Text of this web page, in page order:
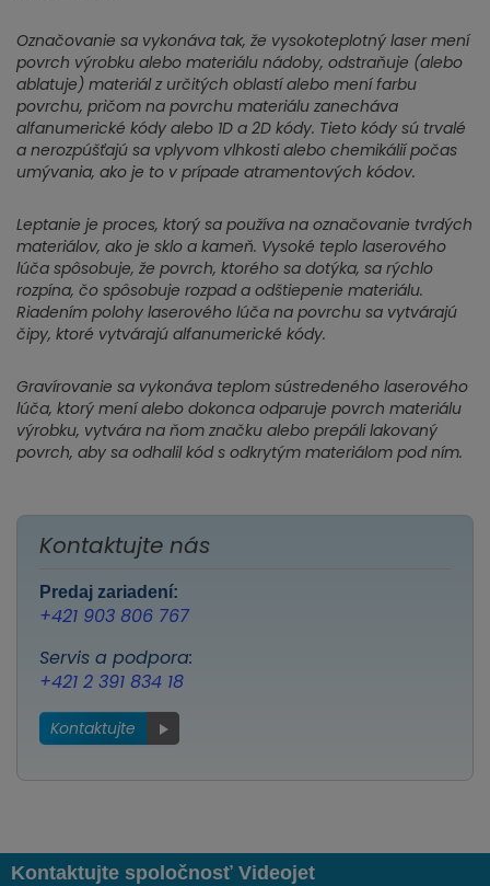
Označovanie sa vykonáva tak, že vysokoteplotný laser mení
povrch výrobku alebo materiálu nádoby, odstraňuje (alebo
ablatuje) materiál z určitých oblastí alebo mení farbu
povrchu, pričom na povrchu materiálu zanecháva
alfanumerické kódy alebo 1D a 2D kódy. Tieto kódy sú trvalé
a nerozpúšťajú sa vplyvom vlhkosti alebo chemikálií počas
umývania, ako je to v prípade atramentových kódov.
Leptanie je proces, ktorý sa používa na označovanie tvrdých
materiálov, ako je sklo a kameň. Vysoké teplo laserového
lúča spôsobuje, že povrch, ktorého sa dotýka, sa rýchlo
rozpína, čo spôsobuje rozpad a odštiepenie materiálu.
Riadením polohy laserového lúča na povrchu sa vytvárajú
čipy, ktoré vytvárajú alfanumerické kódy.
Gravírovanie sa vykonáva teplom sústredeného laserového
lúča, ktorý mení alebo dokonca odparuje povrch materiálu
výrobku, vytvára na ňom značku alebo prepáli lakovaný
povrch, aby sa odhalil kód s odkrytým materiálom pod ním.
Kontaktujte nás
Predaj zariadení:
+421 903 806 767
Servis a podpora:
+421 2 391 834 18
Kontaktujte
Kontaktujte spoločnosť Videojet